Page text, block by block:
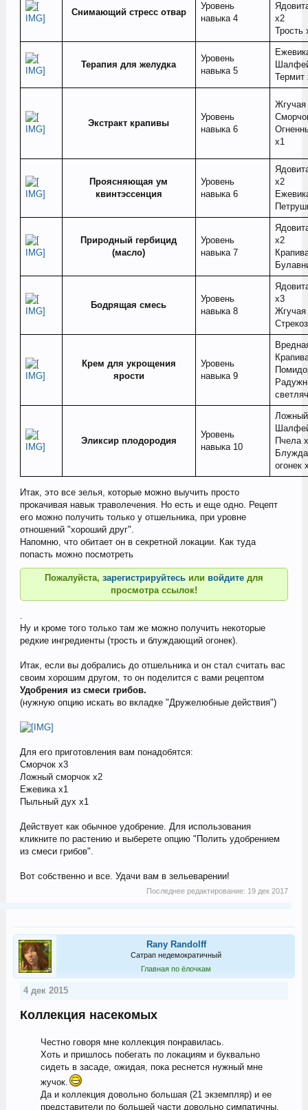
Снимающий стресс отвар
Уровень
навыка 4
х2
Трость
Терапия для желудка
Уровень
навыка 5
Термит
Экстракт крапивы
Уровень
навыка 6
Жгучая
х1
Проясняющая ум
квинтэссенция
Уровень
навыка 6
х2
Природный гербицид
(масло)
Уровень
навыка 7
х2
Бодрящая смесь
Уровень
навыка 8
х3
Жгучая
Крем для укрощения
ярости
Уровень
навыка 9
Эликсир плодородия
Уровень
навыка 10
Ложный
Пчела
огонек
Итак, это все зелья, которые можно выучить просто
прокачивая навык траволечения. Но есть и еще одно. Рецепт
его можно получить только у отшельника, при уровне
отношений "хороший друг".
Напомню, что обитает он в секретной локации. Как туда
попасть можно посмотреть
Пожалуйста, зарегистрируйтесь или войдите для
просмотра ссылок!
Ну и кроме того только там же можно получить некоторые
редкие ингредиенты (трость и блуждающий огонек).
Итак, если вы добрались до отшельника и он стал считать вас
своим хорошим другом, то он поделится с вами рецептом
Удобрения из смеси грибов.
(нужную опцию искать во вкладке "Дружелюбные действия")
Для его приготовления вам понадобятся:
Сморчок х3
Ложный сморчок х2
Ежевика х1
Пыльный дух х1
Действует как обычное удобрение. Для использования
кликните по растению и выберете опцию "Полить удобрением
из смеси грибов".
Вот собственно и все. Удачи вам в зельеварении!
Последнее редактирование: 19 дек 2017
Rany Randolff
Сатрап недемократичный
Главная по ёлочкам
4 дек 2015
Коллекция насекомых
Честно говоря мне коллекция понравилась.
Хоть и пришлось побегать по локациям и буквально
сидеть в засаде, ожидая, пока реснется нужный мне
жучок.
Да и коллекция довольно большая (21 экземпляр) и ее
представители по большей части довольно симпатичны.